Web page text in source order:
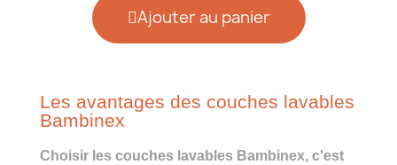
Ajouter au panier
Les avantages des couches lavables
Bambinex
Choisir les couches lavables Bambinex, c'est